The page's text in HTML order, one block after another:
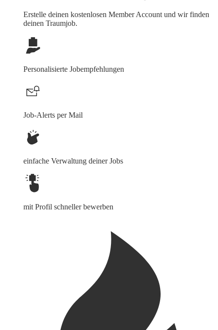
Erstelle deinen kostenlosen Member Account und wir finden
deinen Traumjob.
Personalisierte Jobempfehlungen
Job-Alerts per Mail
einfache Verwaltung deiner Jobs
mit Profil schneller bewerben